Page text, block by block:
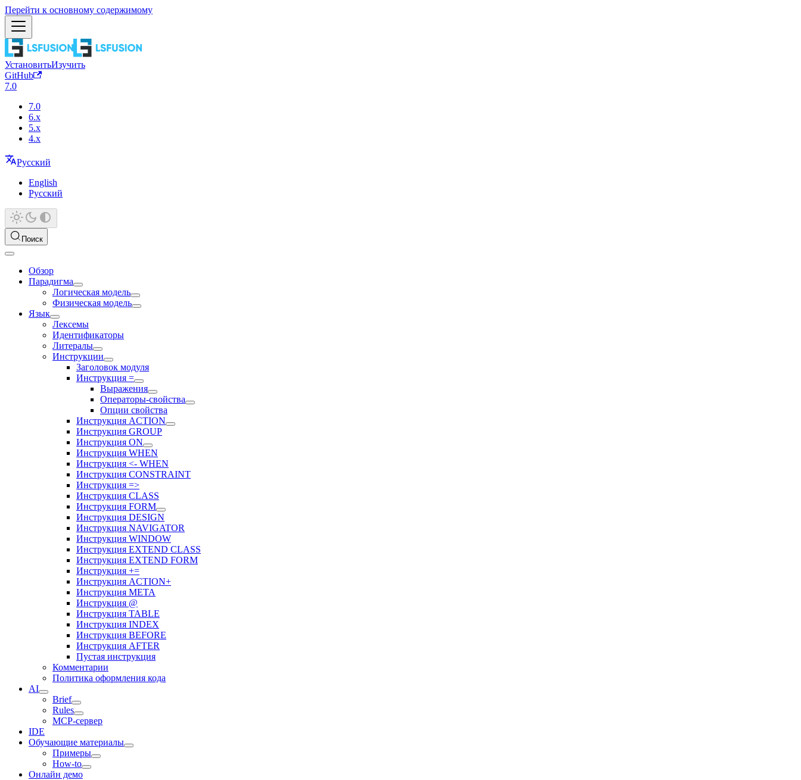
Перейти к основному содержимому
УстановитьИзучить
GitHub
7.0
7.0
6.x
5.x
4.x
Русский
English
Русский
Поиск
Обзор
Парадигма
Логическая модель
Физическая модель
Язык
Лексемы
Идентификаторы
Литералы
Инструкции
Заголовок модуля
Инструкция =
Выражения
Операторы-свойства
Опции свойства
Инструкция ACTION
Инструкция GROUP
Инструкция ON
Инструкция WHEN
Инструкция <- WHEN
Инструкция CONSTRAINT
Инструкция =>
Инструкция CLASS
Инструкция FORM
Инструкция DESIGN
Инструкция NAVIGATOR
Инструкция WINDOW
Инструкция EXTEND CLASS
Инструкция EXTEND FORM
Инструкция +=
Инструкция ACTION+
Инструкция META
Инструкция @
Инструкция TABLE
Инструкция INDEX
Инструкция BEFORE
Инструкция AFTER
Пустая инструкция
Комментарии
Политика оформления кода
AI
Brief
Rules
MCP-сервер
IDE
Обучающие материалы
Примеры
How-to
Онлайн демо